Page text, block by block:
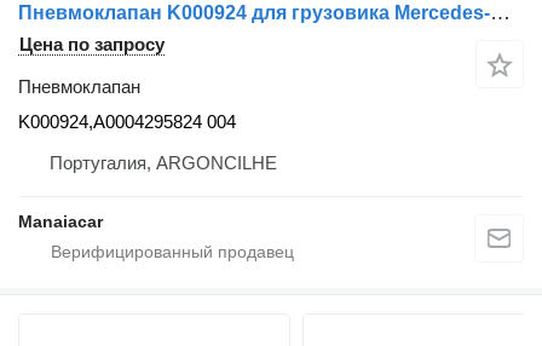
Пневмоклапан K000924 для грузовика Mercedes-Benz ACTROS MP4 | 11
Цена по запросу
Пневмоклапан
K000924,A0004295824 004
Португалия, ARGONCILHE
Manaiacar